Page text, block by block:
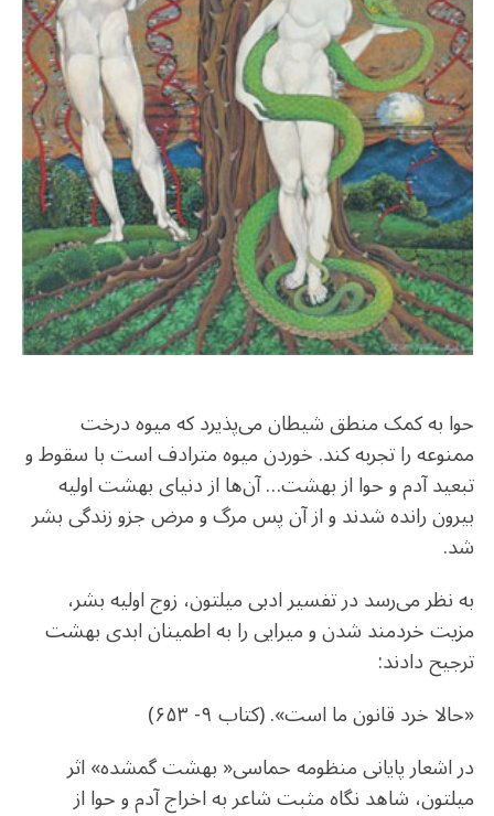
حوا به کمک منطق شیطان می‌پذیرد که میوه درخت
ممنوعه را تجربه کند. خوردن میوه مترادف است با سقوط و
تبعید آدم و حوا از بهشت… آن‌ها از دنیای بهشت اولیه
بیرون رانده شدند و از آن پس مرگ و مرض جزو زندگی بشر
شد.
به نظر می‌رسد در تفسیر ادبی میلتون، زوج اولیه بشر،
مزیت خردمند شدن و میرایی را به اطمینان ابدی بهشت
ترجیح دادند:
«حالا خرد قانون ما است». (کتاب ۹- ۶۵۳)
در اشعار پایانی منظومه حماسی« بهشت گمشده» اثر
میلتون، شاهد نگاه مثبت شاعر به اخراج آدم و حوا از